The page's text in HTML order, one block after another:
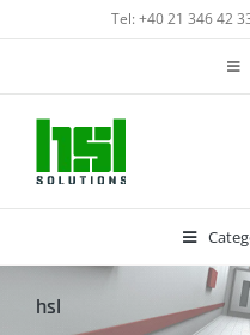
to
Tel: +40 21 346 42
hsl